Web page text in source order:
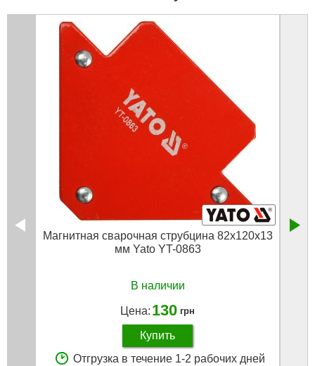
Магнитная сварочная струбцина 82х120х13
мм Yato YT-0863
В наличии
Цена: 130 грн
Купить
Отгрузка в течение 1-2 рабочих дней